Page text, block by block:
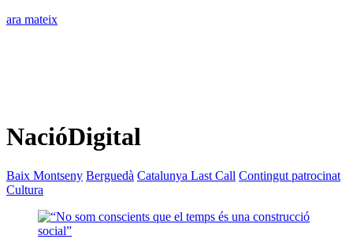
ara mateix
NacióDigital
Baix Montseny Berguedà Catalunya Last Call Contingut patrocinat
Cultura